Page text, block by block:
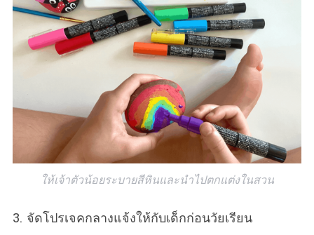
ให้เจ้าตัวน้อยระบายสีหินและนำไปตกแต่งในสวน
3. จัดโปรเจคกลางแจ้งให้กับเด็กก่อนวัยเรียน